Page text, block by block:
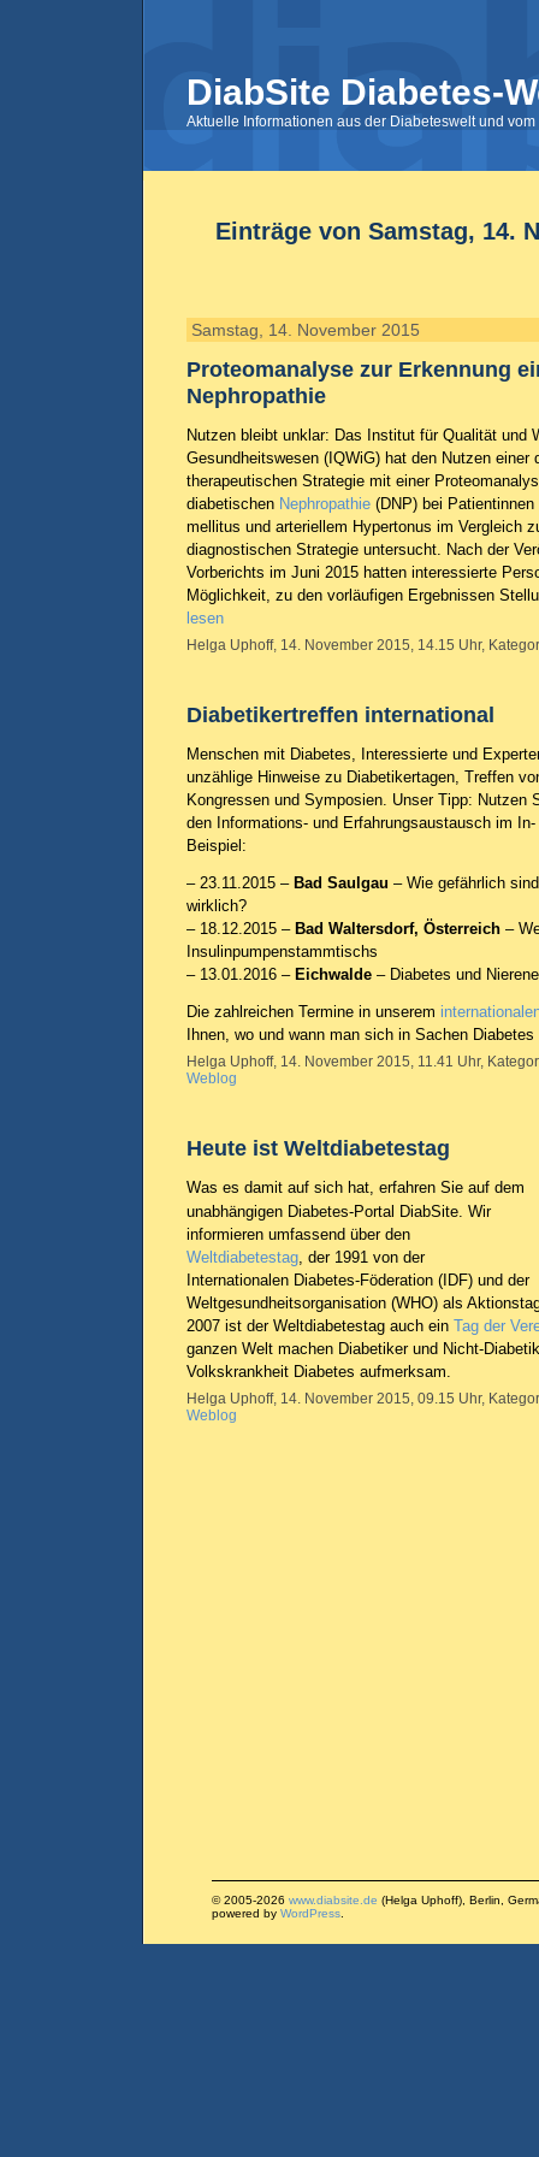
DiabSite Diabetes-
Aktuelle Informationen aus der Diabeteswelt und
Einträge von Samstag, 14.
Samstag, 14. November 2015
Proteomanalyse zur Erkennung
Nephropathie
Nutzen bleibt unklar: Das Institut für Qualität und
Gesundheitswesen (IQWiG) hat den Nutzen einer
therapeutischen Strategie mit einer
diabetischen Nephropathie (DNP) bei
mellitus und arteriellem Hypertonus im Vergleich
diagnostischen Strategie untersucht. Nach der
Vorberichts im Juni 2015 hatten interessierte
Möglichkeit, zu den vorläufigen Ergebnissen
lesen
Helga Uphoff, 14. November 2015, 14.15 Uhr,
Diabetikertreffen international
Menschen mit Diabetes, Interessierte und
unzählige Hinweise zu Diabetikertagen, Treffen
Kongressen und Symposien. Unser Tipp: Nutzen
den Informations- und Erfahrungsaustausch im
Beispiel:
– 23.11.2015 – Bad Saulgau – Wie gefährlich
wirklich?
– 18.12.2015 – Bad Waltersdorf, Österreich –
Insulinpumpenstammtischs
– 13.01.2016 – Eichwalde – Diabetes und
Die zahlreichen Termine in unserem
Ihnen, wo und wann man sich in Sachen
Helga Uphoff, 14. November 2015, 11.41 Uhr,
Weblog
Heute ist Weltdiabetestag
Was es damit auf sich hat, erfahren Sie auf dem
unabhängigen Diabetes-Portal DiabSite. Wir
informieren umfassend über den
Weltdiabetestag, der 1991 von der
Internationalen Diabetes-Föderation (IDF) und der
Weltgesundheitsorganisation (WHO) als
2007 ist der Weltdiabetestag auch ein Tag der
ganzen Welt machen Diabetiker und Nicht-
Volkskrankheit Diabetes aufmerksam.
Helga Uphoff, 14. November 2015, 09.15 Uhr,
Weblog
© 2005-2026 www.diabsite.de (Helga Uphoff), Berlin,
powered by WordPress.